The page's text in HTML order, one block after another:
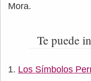
Mora.
Te puede
Los Símbolos